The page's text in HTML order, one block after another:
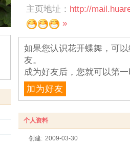
主页地址： http://
»
如果您认识花开蝶舞，可
友。
成为好友后，您就可以第
加为好友
个人资料
创建: 2009-03-30